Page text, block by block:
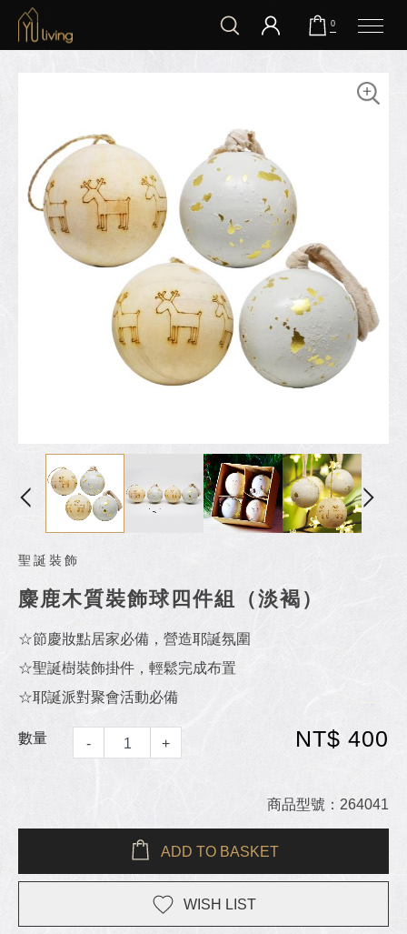
到主要內容
0
聖誕裝飾
麋鹿木質裝飾球四件組（淡褐）
☆節慶妝點居家必備，營造耶誕氛圍
☆聖誕樹裝飾掛件，輕鬆完成布置
☆耶誕派對聚會活動必備
數量 - + NT$ 400
商品型號：264041
ADD TO BASKET
WISH LIST